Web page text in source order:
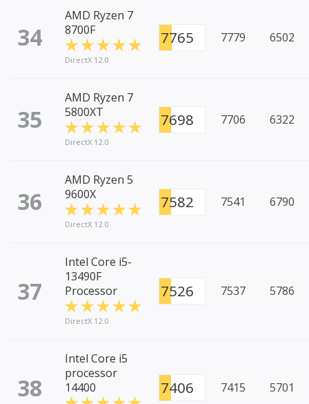
34
AMD Ryzen 7
8700F
DirectX 12.0
7765 7779 6502
35
AMD Ryzen 7
5800XT
DirectX 12.0
7698 7706 6322
36
AMD Ryzen 5
9600X
DirectX 12.0
7582 7541 6790
37
Intel Core i5-
13490F
Processor
DirectX 12.0
7526 7537 5786
38
Intel Core i5
processor
14400
7406 7415 5701